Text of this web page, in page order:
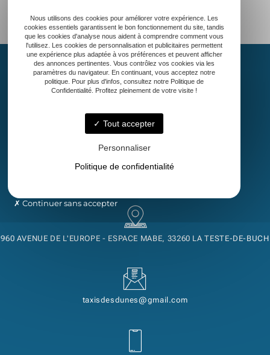
Accueil
Taxi
Transport de malade assis
960 AVENUE DE L'EUROPE - ESPACE MABE, 33260 LA TESTE-DE-BUCH
taxisdesdunes@gmail.com
Nous utilisons des cookies pour améliorer votre expérience. Les
cookies essentiels garantissent le bon fonctionnement du site, tandis
que les cookies d'analyse nous aident à comprendre comment vous
l'utilisez. Les cookies de personnalisation et publicitaires permettent
une expérience plus adaptée à vos préférences et peuvent afficher
des annonces pertinentes. Vous contrôlez vos cookies via les
paramètres du navigateur. En continuant, vous acceptez notre
politique. Pour plus d'infos, consultez notre Politique de
Confidentialité. Profitez pleinement de votre visite !
Tout accepter
Personnaliser
Politique de confidentialité
Continuer sans accepter